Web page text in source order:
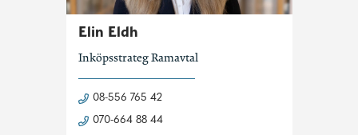
Elin Eldh
Inköpsstrateg Ramavtal
08-556 765 42
070-664 88 44